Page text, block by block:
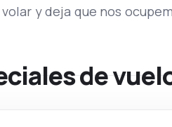
y deja que nos
de